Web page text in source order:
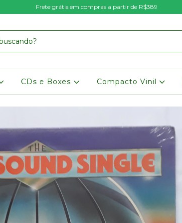
Frete grátis em compras a partir de R$389
CDs e Boxes Compacto Vinil